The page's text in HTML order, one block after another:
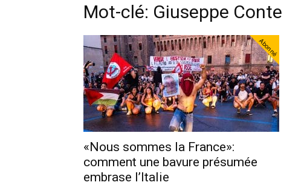
Mot-clé: Giuseppe Conte
Abonné
«Nous sommes la France»:
comment une bavure présumée
embrase l’Italie